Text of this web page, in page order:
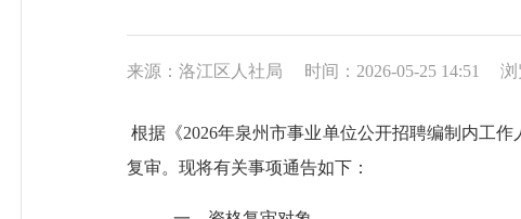
来源：洛江区人社局 时间：2026-05-25 14:51 浏
根据《2026年泉州市事业单位公开招聘编制内工作
复审。现将有关事项通告如下：